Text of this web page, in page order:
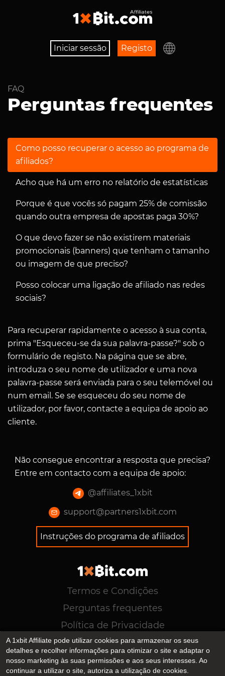
Iniciar sessão Registo
FAQ
Perguntas frequentes
Como posso recuperar o acesso ao programa de
afiliados?
Acho que há um erro no relatório de estatísticas
Porque é que vocês só pagam 25% de comissão
quando outra empresa de apostas paga 30%?
O que devo fazer se não existirem materiais
promocionais (banners) que tenham o tamanho
ou imagem de que preciso?
Posso colocar uma ligação de afiliado nas redes
sociais?
Para recuperar rapidamente o acesso à sua conta,
prima "Esqueceu-se da sua palavra-passe?" sob o
formulário de registo. Na página que se abre,
introduza o seu nome de utilizador e uma nova
palavra-passe será enviada para o seu telemóvel ou
num email. Se se esqueceu do seu nome de
utilizador, por favor, contacte a equipa de apoio ao
cliente.
Não consegue encontrar a resposta que precisa?
Entre em contacto com a equipa de apoio:
@affiliates_1xbit
support@partners1xbit.com
Instruções do programa de afiliados
Termos e Condições
Perguntas frequentes
Política de Privacidade
support@partners1xbit.com
@affiliates_1xbit
A 1xbit Affiliate pode utilizar cookies para armazenar os seus
detalhes e recolher informações para otimizar o site e adaptar o
nosso marketing às suas permissões e aos seus interesses. Ao
continuar a utilizar o site, autoriza a utilização de cookies.